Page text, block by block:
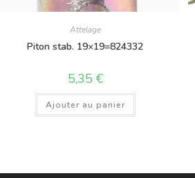
Attelage
Piton stab. 19×19=824332
5,35 €
Ajouter au panier